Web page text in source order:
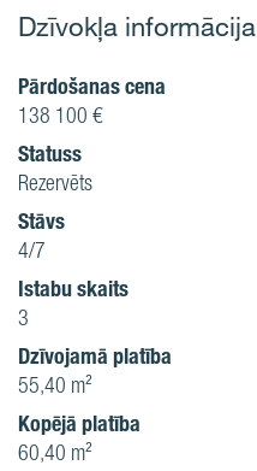
Dzīvokļa informācija
Pārdošanas cena
138 100 €
Statuss
Rezervēts
Stāvs
4/7
Istabu skaits
3
Dzīvojamā platība
55,40 m²
Kopējā platība
60,40 m²